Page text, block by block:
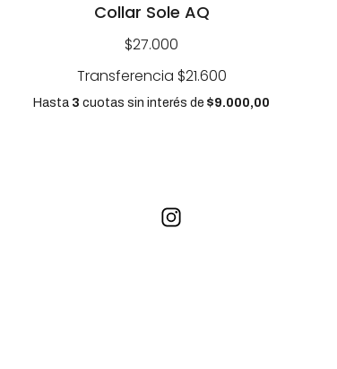
Collar Sole AQ
$27.000
Transferencia $21.600
Hasta 3 cuotas sin interés de $9.000,00